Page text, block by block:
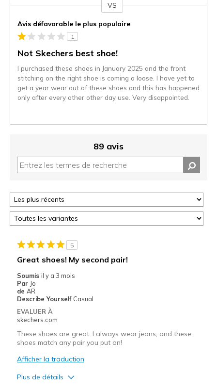
projecteur
sur
les
VS
Avis défavorable le plus populaire
1
Not Skechers best shoe!
I purchased these shoes in January 2025 and the front
stitching on the right shoe is coming a loose. I have yet to
get a year wear out of these shoes and this has happened
only after every other other day use. Very disappointed.
89 avis
5
Great shoes! My second pair!
Soumis il y a 3 mois
Par Jo
de AR
Describe Yourself Casual
EVALUER À
skechers.com
These shoes are great. I always wear jeans, and these
shoes match any pair you put on!
Afficher la traduction
Plus de détails